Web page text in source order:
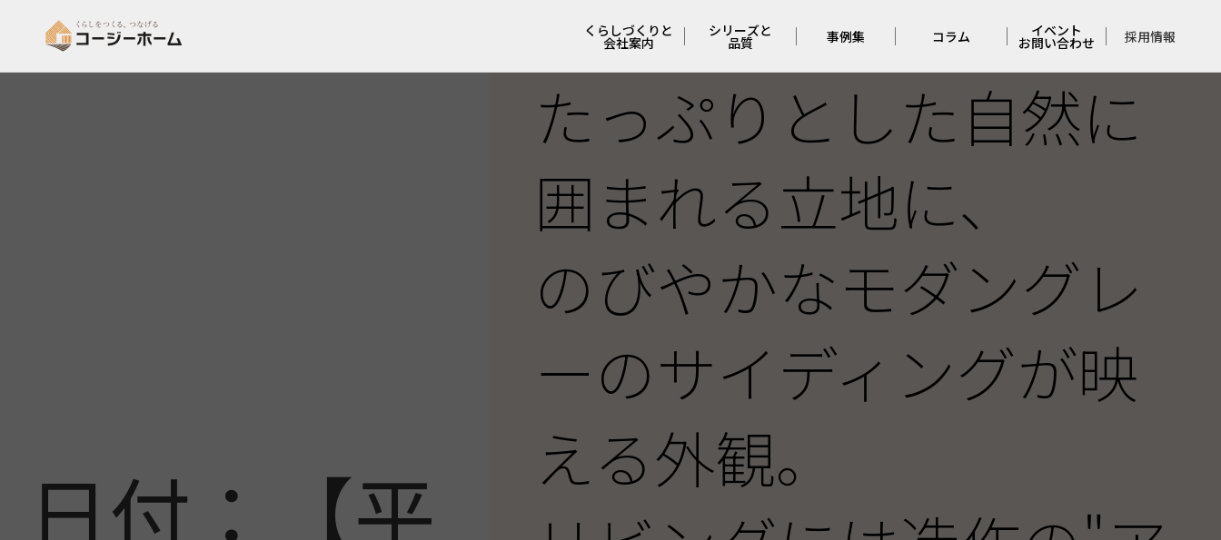
くらしづくりと
会社案内
沿革
くらしづくりの
くらしの
サポート
COCO Laugh
シリーズと
品質
４つの
シリーズ
安心と安全
支えてくれる
オーナーさんの
本音
事例集
住宅の事例集
佐久平
モデルハウス
コラム
アンバサダー
コラム
レポート
考察
メンテナンス
本日の
コージーホーム
イベント
お問い合わせ
イベント
採用情報
日付：
【平
たっぷりとした自然に
囲まれる立地に、
のびやかなモダングレ
ーのサイディングが映
える外観。